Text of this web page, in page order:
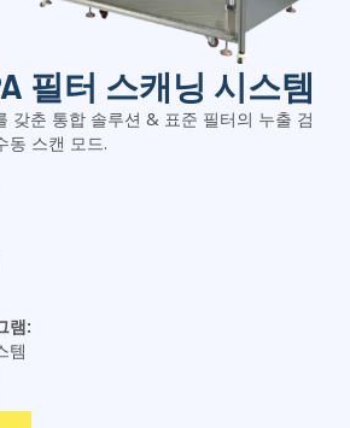
필터 스캐닝 시스템
갖춘 통합 솔루션 & 표준 필터의 누출 검
동 스캔 모드.
램:
템